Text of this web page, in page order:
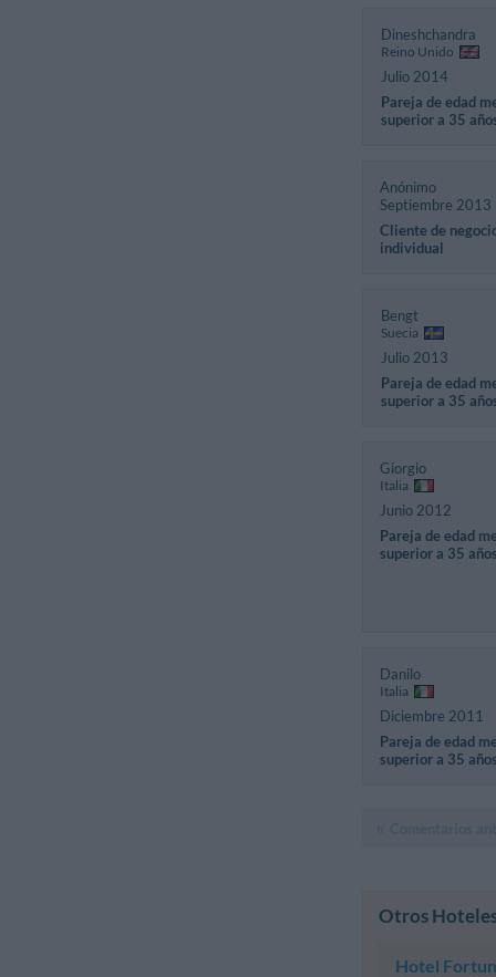
Dineshchandra
Reino Unido
Julio 2014
Pareja de edad
superior a 35
Anónimo
Septiembre 2013
Cliente de
individual
Bengt
Suecia
Julio 2013
Pareja de edad
superior a 35
Giorgio
Italia
Junio 2012
Pareja de edad
superior a 35 años
Danilo
Italia
Diciembre 2011
Pareja de edad
superior a 35 años
Otros
Hotel